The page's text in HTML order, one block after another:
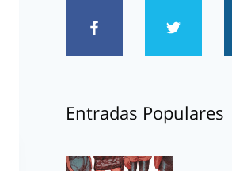
Entradas Populares